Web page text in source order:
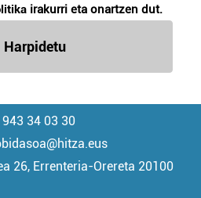
irakurri eta onartzen dut.
Harpidetu
943 34 03 30
26, Errenteria-Orereta 20100